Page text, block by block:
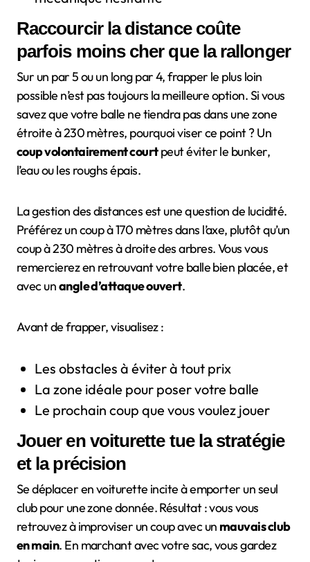
Raccourcir la distance coûte
parfois moins cher que la rallonger
Sur un par 5 ou un long par 4, frapper le plus loin
possible n’est pas toujours la meilleure option. Si vous
savez que votre balle ne tiendra pas dans une zone
étroite à 230 mètres, pourquoi viser ce point ? Un
coup volontairement courtpeut éviter le bunker,
l’eau ou les roughs épais.
La gestion des distances est une question de lucidité.
Préférez un coup à 170 mètres dans l’axe, plutôt qu’un
coup à 230 mètres à droite des arbres. Vous vous
remercierez en retrouvant votre balle bien placée, et
avec unangle d’attaque ouvert.
Avant de frapper, visualisez :
Les obstacles à éviter à tout prix
La zone idéale pour poser votre balle
Le prochain coup que vous voulez jouer
Jouer en voiturette tue la stratégie
et la précision
Se déplacer en voiturette incite à emporter un seul
club pour une zone donnée. Résultat : vous vous
retrouvez à improviser un coup avec un mauvais club
en main. En marchant avec votre sac, vous gardez